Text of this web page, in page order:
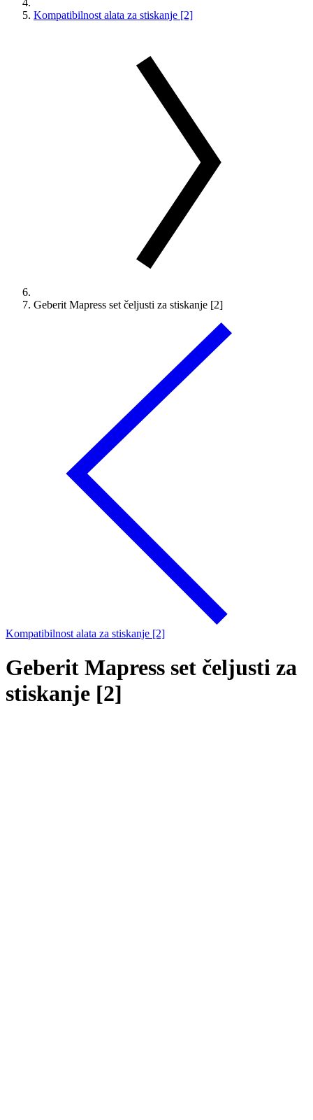
Kompatibilnost alata za stiskanje [2]
Geberit Mapress set čeljusti za stiskanje [2]
Kompatibilnost alata za stiskanje [2]
Geberit Mapress set čeljusti za
stiskanje [2]